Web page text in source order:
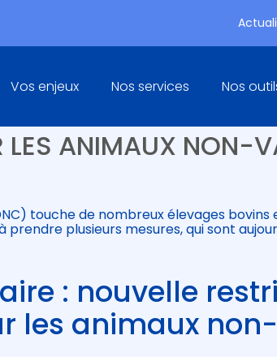
Principal
Vos enjeux Nos services Nos
: NOUVELLE
LES ANIMAUX NON-
touche de nombreux élevages bovins
plusieurs mesures, qui sont
: nouvelle
les animaux non-